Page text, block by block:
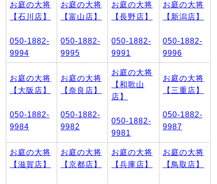
お庭の大将
【石川店】
050-1882-
9994
お庭の大将
【富山店】
050-1882-
9995
お庭の大将
【長野店】
050-1882-
9991
お庭の大将
【新潟店】
050-1882-
9996
お庭の大将
【大阪店】
050-1882-
9984
お庭の大将
【奈良店】
050-1882-
9982
お庭の大将
【和歌山
店】
050-1882-
9981
お庭の大将
【三重店】
050-1882-
9987
お庭の大将
【滋賀店】
お庭の大将
【京都店】
お庭の大将
【兵庫店】
お庭の大将
【鳥取店】